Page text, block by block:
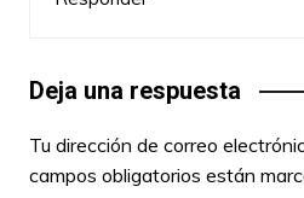
Deja una respuesta
Tu dirección de correo
campos obligatorios están